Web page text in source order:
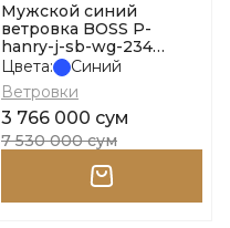
Мужской синий
ветровка BOSS P-
hanry-j-sb-wg-234
10254135 01 размер 56
Цвета:
Синий
Ветровки
3 766 000 сум
7 530 000 сум